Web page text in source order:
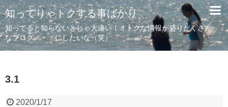
知ってりゃトクする事ばかり
知ってると知らないとじゃ大違い！オトクな情報が盛りだくさん
なブログ・・・にしたいな（笑）
3.1
2020/1/17